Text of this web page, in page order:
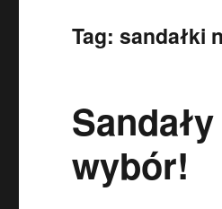
Tag:sandałki
wybór!